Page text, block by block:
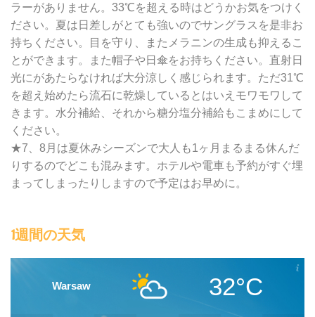
ラーがありません。33℃を超える時はどうかお気をつけく
ださい。夏は日差しがとても強いのでサングラスを是非お
持ちください。目を守り、またメラニンの生成も抑えるこ
とができます。また帽子や日傘をお持ちください。直射日
光にがあたらなければ大分涼しく感じられます。ただ31℃
を超え始めたら流石に乾燥しているとはいえモワモワして
きます。水分補給、それから糖分塩分補給もこまめにして
ください。
★7、8月は夏休みシーズンで大人も1ヶ月まるまる休んだ
りするのでどこも混みます。ホテルや電車も予約がすぐ埋
まってしまったりしますので予定はお早めに。
1週間の天気
Warsaw 32°C